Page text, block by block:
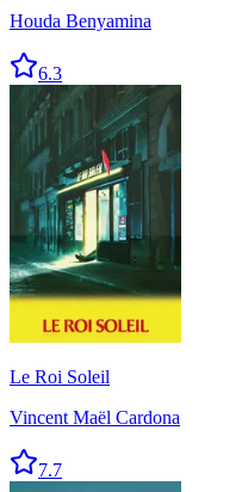
Houda Benyamina
6.3
Le Roi Soleil
Vincent Maël Cardona
7.7